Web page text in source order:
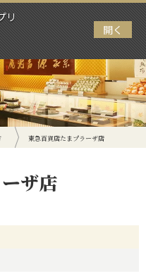
リ
開く
東急百貨店たまプラーザ店
ザ店